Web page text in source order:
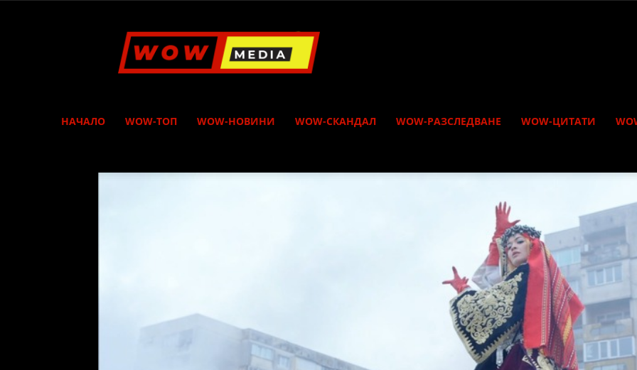
Media
НАЧАЛО WOW-ТОП WOW-НОВИНИ WOW-СКАНДАЛ WOW-РАЗСЛЕДВАНЕ WOW-ЦИТАТИ